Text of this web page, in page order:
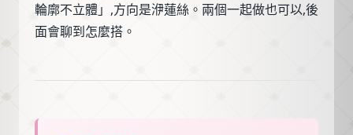
輪廓不立體」,方向是洢蓮絲。兩個一起做也可以,後
面會聊到怎麼搭。